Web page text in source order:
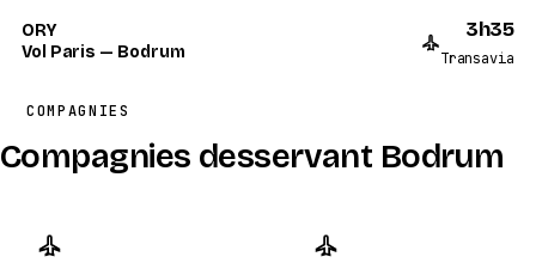
ORY
Vol Paris — Bodrum
3h35
Transavia
COMPAGNIES
Compagnies desservant Bodrum